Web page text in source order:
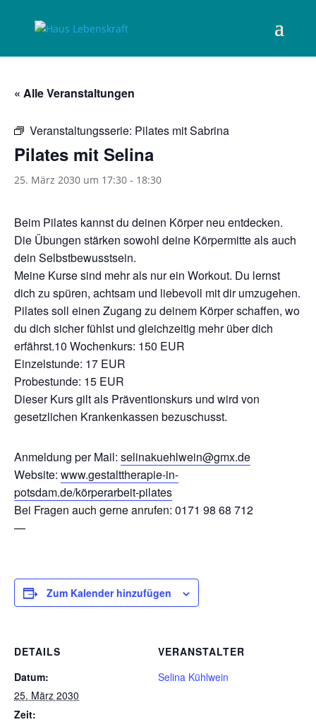
« Alle Veranstaltungen
Veranstaltungsserie: Pilates mit Sabrina
Pilates mit Selina
25. März 2030 um 17:30 - 18:30
Beim Pilates kannst du deinen Körper neu entdecken.
Die Übungen stärken sowohl deine Körpermitte als auch
dein Selbstbewusstsein.
Meine Kurse sind mehr als nur ein Workout. Du lernst
dich zu spüren, achtsam und liebevoll mit dir umzugehen.
Pilates soll einen Zugang zu deinem Körper schaffen, wo
du dich sicher fühlst und gleichzeitig mehr über dich
erfährst.10 Wochenkurs: 150 EUR
Einzelstunde: 17 EUR
Probestunde: 15 EUR
Dieser Kurs gilt als Präventionskurs und wird von
gesetzlichen Krankenkassen bezuschusst.
Anmeldung per Mail: selinakuehlwein@gmx.de
Website: www.gestalttherapie-in-
potsdam.de/körperarbeit-pilates
Bei Fragen auch gerne anrufen: 0171 98 68 712
—
Zum Kalender hinzufügen
DETAILS
Datum:
25. März 2030
Zeit:
VERANSTALTER
Selina Kühlwein